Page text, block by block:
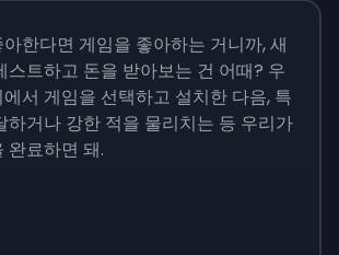
한다면 게임을 좋아하는 거니까, 새
스트하고 돈을 받아보는 건 어때? 우
서 게임을 선택하고 설치한 다음, 특
하거나 강한 적을 물리치는 등 우리가
완료하면 돼.